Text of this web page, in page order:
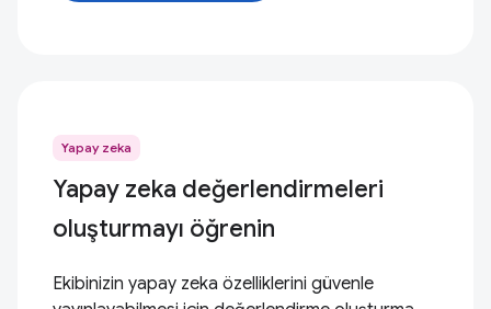
Yapay zeka
Yapay zeka değerlendirmeleri
oluşturmayı öğrenin
Ekibinizin yapay zeka özelliklerini güvenle